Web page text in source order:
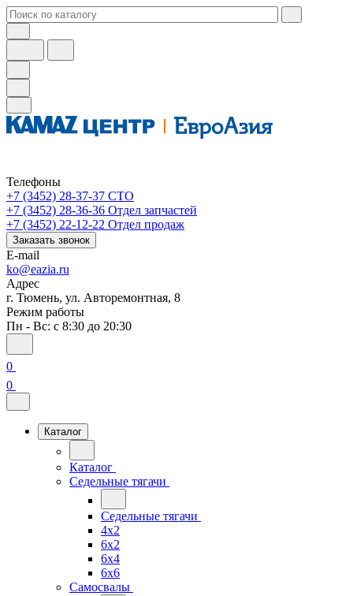
Телефоны
+7 (3452) 28-37-37 СТО
+7 (3452) 28-36-36 Отдел запчастей
+7 (3452) 22-12-22 Отдел продаж
Заказать звонок
E-mail
ko@eazia.ru
Адрес
г. Тюмень, ул. Авторемонтная, 8
Режим работы
Пн - Вс: с 8:30 до 20:30
0
0
Каталог
Каталог
Седельные тягачи
Седельные тягачи
4x2
6x2
6x4
6x6
Самосвалы